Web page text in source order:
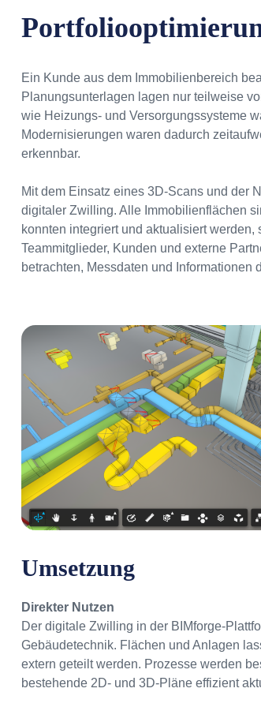
Ein Kunde aus dem Immobilienbereich
Planungsunterlagen lagen nur teilweise
wie Heizungs- und Versorgungssysteme
Modernisierungen waren dadurch
erkennbar.
Mit dem Einsatz eines 3D-Scans und der
digitaler Zwilling. Alle Immobilienflächen
konnten integriert und aktualisiert
Teammitglieder, Kunden und externe
betrachten, Messdaten und
Umsetzung
Direkter Nutzen
Der digitale Zwilling in der BIMforge-
Gebäudetechnik. Flächen und Anlagen
extern geteilt werden. Prozesse werden
bestehende 2D- und 3D-Pläne effizient